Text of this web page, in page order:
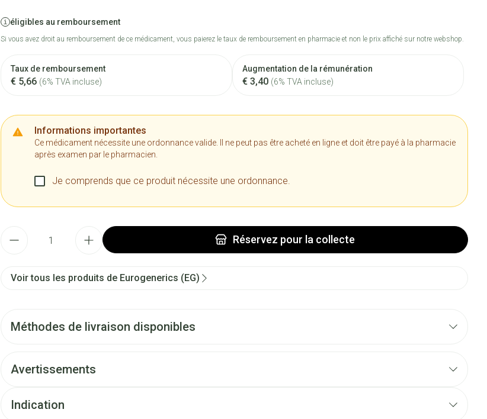
éligibles au remboursement
Si vous avez droit au remboursement de ce médicament, vous paierez le taux de remboursement en pharmacie et non le prix affiché sur notre webshop.
Taux de remboursement
€ 5,66 (6% TVA incluse)
Augmentation de la rémunération
€ 3,40 (6% TVA incluse)
Informations importantes
Ce médicament nécessite une ordonnance valide. Il ne peut pas être acheté en ligne et doit être payé à la pharmacie
après examen par le pharmacien.
Je comprends que ce produit nécessite une ordonnance.
Réservez pour la collecte
Voir tous les produits de Eurogenerics (EG)
Méthodes de livraison disponibles
Avertissements
Indication